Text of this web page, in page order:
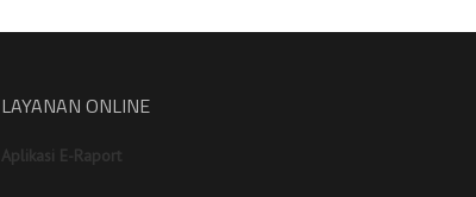
LAYANAN ONLINE
Aplikasi E-Raport